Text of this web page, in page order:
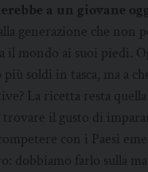
a un giovane
generazione che non
il mondo ai suoi piedi.
soldi in tasca, ma a
La ricetta resta
trovare il gusto di
con i Paesi
dobbiamo farlo sulla